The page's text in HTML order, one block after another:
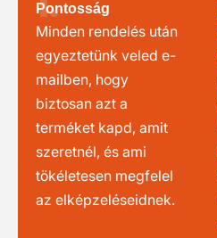
Pontosság
Minden rendelés után
egyeztetünk veled e-
mailben, hogy
biztosan azt a
terméket kapd, amit
szeretnél, és ami
tökéletesen megfelel
az elképzeléseidnek.